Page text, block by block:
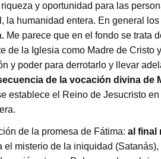
y oportunidad para las
la humanidad entera. En general
Me parece que en el fondo se trata
de la Iglesia como Madre de Cristo
y poder para derrotarlo y llevar
de la vocación divina de
establece el Reino de Jesucristo
de la promesa de Fátima: al final
el misterio de la iniquidad